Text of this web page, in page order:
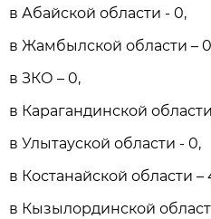
в Абайской области - 0,
в Жамбылской области –
в ЗКО – 0,
в Карагандинской области
в Улытауской области - 0,
в Костанайской области –
в Кызылординской